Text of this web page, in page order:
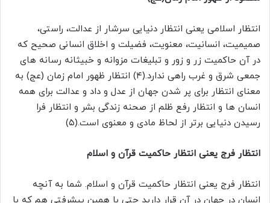
انتظار اسلامی یعنی انتظار دنیایی سرشار از عدالت، راستی،
صمیمیت، انسانیت، معنویت، فضیلت و اخلاق انسانی صحیح که
در آن حاکمیت زر و زور و تبلیغات مزوانه و خبیثانه رسانه های
جمعی شرق و غرب راهی ندارد.(۴) انتظار ظهور امام زمان (عج) به
معنای انتظار برای پر شدن جهان از عدل و داد و عدالت برای همه
انسان ها و انتظار رفع ظلم از صحنه زندگی بشر و انتظار فرا
رسیدن دنیایی برتر از لحاظ مادی و معنوی است.(۵)
انتظار فرج یعنی انتظار حاکمیت قرآن و اسلام
انتظار فرج یعنی انتظار حاکمیت قرآن و اسلام. شما به آنچه